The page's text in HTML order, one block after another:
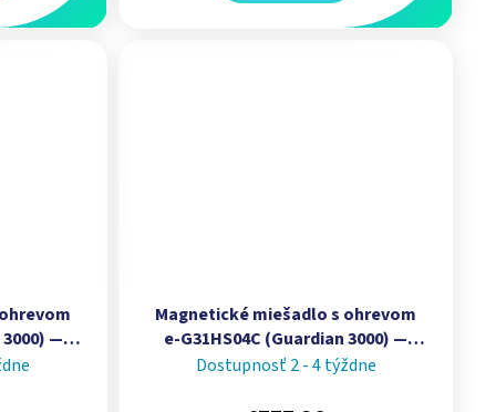
3000) —
Magnetické miešadlo s ohrevom
e‑G31HS04C (Guardian 3000) —
kapacita 15 L, keramická platňa
Dostupnosť 2 - 4 týždne